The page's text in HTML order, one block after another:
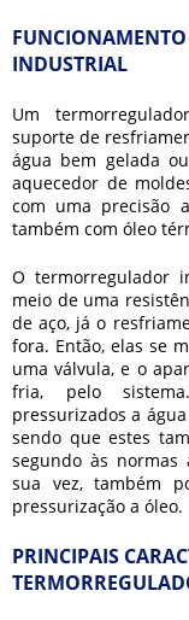
INDUSTRIAL
Um
suporte de
água bem gelada
aquecedor de
com uma precisão
também com óleo
O termorregulador
meio de uma
de aço, já o
fora. Então, elas se
uma válvula, e o
fria, pelo
pressurizados a
sendo que estes
segundo às normas
sua vez, também
pressurização a óleo.
PRINCIPAIS